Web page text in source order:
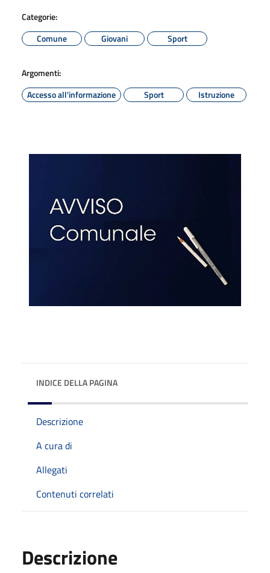
Categorie:
Comune
Giovani Sport
Argomenti:
Accesso all'informazione
Sport Istruzione
INDICE DELLA PAGINA
Descrizione
A cura di
Allegati
Contenuti correlati
Descrizione